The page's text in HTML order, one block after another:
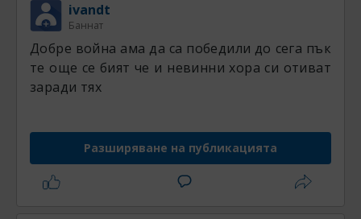
ivandt
Баннат
Добре война ама да са победили до сега пък
те още се бият че и невинни хора си отиват
заради тях
Разширяване на публикацията